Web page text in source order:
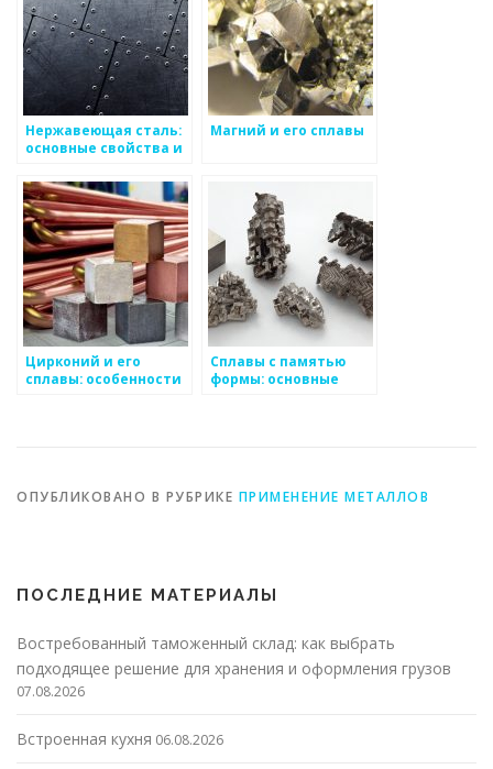
Нержавеющая сталь:
основные свойства и
Магний и его сплавы
Цирконий и его
сплавы: особенности
Сплавы с памятью
формы: основные
ОПУБЛИКОВАНО В РУБРИКЕ ПРИМЕНЕНИЕ МЕТАЛЛОВ
ПОСЛЕДНИЕ МАТЕРИАЛЫ
Востребованный таможенный склад: как выбрать
подходящее решение для хранения и оформления грузов
07.08.2026
Встроенная кухня 06.08.2026